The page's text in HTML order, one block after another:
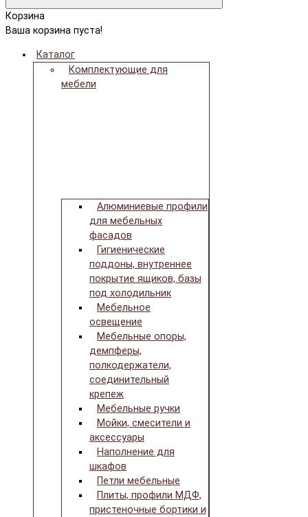
Корзина
Ваша корзина пуста!
Каталог
Комплектующие для
мебели
Алюминиевые профили
для мебельных
фасадов
Гигиенические
поддоны, внутреннее
покрытие ящиков, базы
под холодильник
Мебельное
освещение
Мебельные опоры,
демпферы,
полкодержатели,
соединительный
крепеж
Мебельные ручки
Мойки, смесители и
аксессуары
Наполнение для
шкафов
Петли мебельные
Плиты, профили МДФ,
пристеночные бортики и